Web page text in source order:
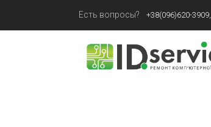
Есть вопросы? +38(096)620-3909,